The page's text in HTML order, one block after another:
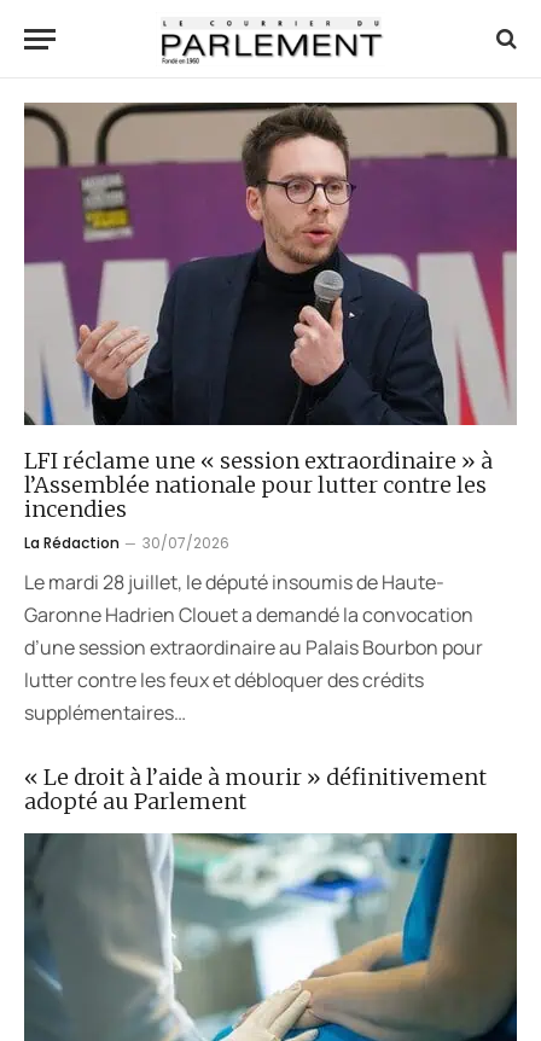
« Le droit à l’aide à mourir » définitivement
adopté au Parlement
LFI réclame une « session extraordinaire » à
l’Assemblée nationale pour lutter contre les
incendies
La Rédaction 30/07/2026
Le mardi 28 juillet, le député insoumis de Haute-
Garonne Hadrien Clouet a demandé la convocation
d’une session extraordinaire au Palais Bourbon pour
lutter contre les feux et débloquer des crédits
supplémentaires…